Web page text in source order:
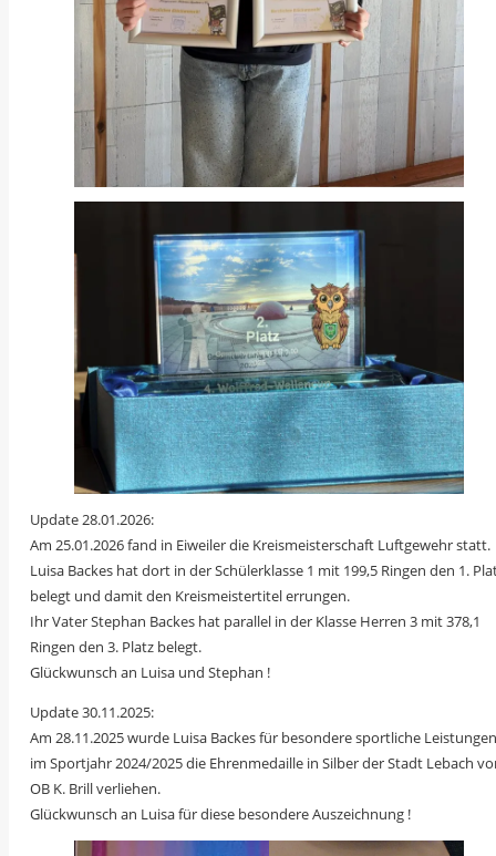
Update 28.01.2026:
Am 25.01.2026 fand in Eiweiler die Kreismeisterschaft Luftgewehr statt.
Luisa Backes hat dort in der Schülerklasse 1 mit 199,5 Ringen den 1.
belegt und damit den Kreismeistertitel errungen.
Ihr Vater Stephan Backes hat parallel in der Klasse Herren 3 mit 378,1
Ringen den 3. Platz belegt.
Glückwunsch an Luisa und Stephan !
Update 30.11.2025:
Am 28.11.2025 wurde Luisa Backes für besondere sportliche Leistungen
im Sportjahr 2024/2025 die Ehrenmedaille in Silber der Stadt Lebach
OB K. Brill verliehen.
Glückwunsch an Luisa für diese besondere Auszeichnung !